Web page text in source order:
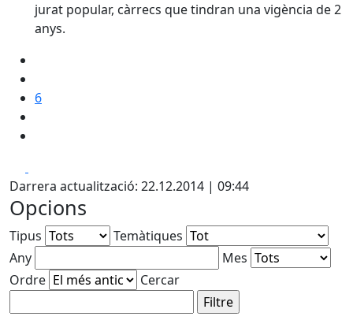
jurat popular, càrrecs que tindran una vigència de 2
anys.
6
Darrera actualització: 22.12.2014 | 09:44
Opcions
Tipus
Temàtiques
Any
Mes
Ordre
Cercar